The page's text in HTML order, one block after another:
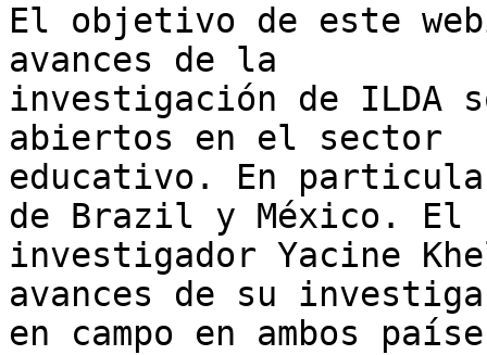
​El objetivo de este
avances de la
investigación de ILDA
abiertos en el sector
educativo. En
de Brazil y México. El
investigador Yacine
avances de su
en campo en ambos